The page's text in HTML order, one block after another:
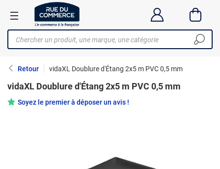
Retour vidaXL Doublure d'Étang 2x5 m PVC 0,5 mm
vidaXL Doublure d'Étang 2x5 m PVC 0,5 mm
Soyez le premier à déposer un avis !